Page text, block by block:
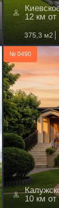
12 км
375,3 м2
№ 0490
10 км